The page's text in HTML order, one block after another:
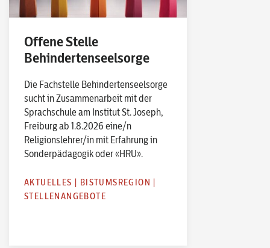
Offene Stelle
Behindertenseelsorge
Die Fachstelle Behindertenseelsorge
sucht in Zusammenarbeit mit der
Sprachschule am Institut St. Joseph,
Freiburg ab 1.8.2026 eine/n
Religionslehrer/in mit Erfahrung in
Sonderpädagogik oder «HRU».
AKTUELLES | BISTUMSREGION |
STELLENANGEBOTE